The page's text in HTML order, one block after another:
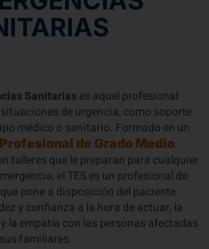
Sanitarias es aquel profesional
de urgencia, como soporte
médico o sanitario. Formado en un
de Grado Medio
talleres que le preparan para cualquier
el TES es un profesional de
pone a disposición del paciente
y confianza a la hora de actuar, la
la empatía con las personas afectadas
familiares.